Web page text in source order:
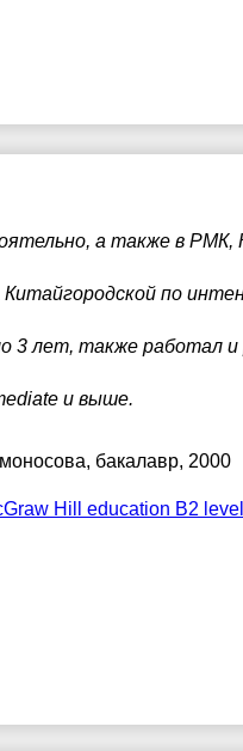
а также в
по
3 лет, также работал
и выше.
, бакалавр, 2000
Hill education B2